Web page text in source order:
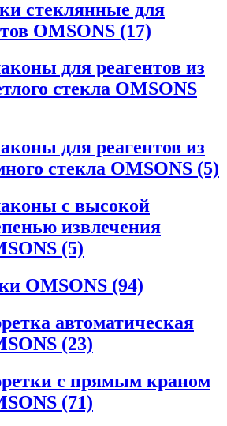
стеклянные для
OMSONS (17)
для реагентов из
стекла OMSONS
для реагентов из
стекла OMSONS (5)
с высокой
извлечения
(5)
OMSONS (94)
автоматическая
(23)
с прямым краном
(71)